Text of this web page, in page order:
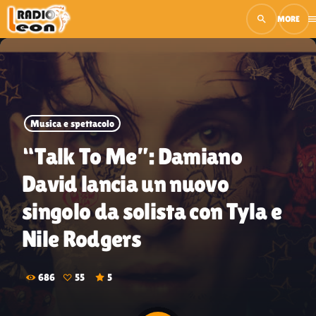
search
close
play_arrow Radio Leon Live
RADIO LEON TV
Musica e spettacolo
“Talk To Me”: Damiano
David lancia un nuovo
singolo da solista con Tyla e
Nile Rodgers
686 55 5